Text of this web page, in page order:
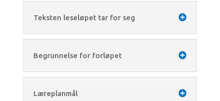
Teksten leseløpet tar for seg
Begrunnelse for forløpet
Læreplanmål